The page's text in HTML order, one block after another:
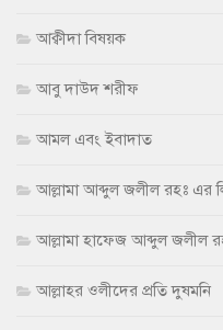
আক্বীদা বিষয়ক
আবু দাউদ শরীফ
আমল এবং ইবাদাত
আল্লামা আব্দুল জলীল রহঃ এর
আল্লামা হাফেজ আব্দুল জলীল
আল্লাহর ওলীদের প্রতি দুষমনি